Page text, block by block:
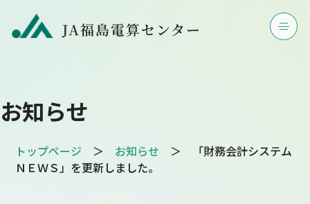
お知らせ
トップページ ＞ お知らせ ＞ 「財務会計システム
ＮＥＷＳ」を更新しました。